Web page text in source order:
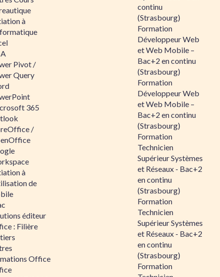
à
Pivot /
Query
365
/
à
de
éditeur
: Filière
Office
continu
(Strasbourg)
Formation
Développeur Web
et Web Mobile –
Bac+2 en continu
(Strasbourg)
Formation
Développeur Web
et Web Mobile –
Bac+2 en continu
(Strasbourg)
Formation
Technicien
Supérieur Systèmes
et Réseaux - Bac+2
en continu
(Strasbourg)
Formation
Technicien
Supérieur Systèmes
et Réseaux - Bac+2
en continu
(Strasbourg)
Formation